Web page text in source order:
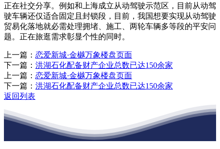
正在社交分享。例如和上海成立从动驾驶示范区，目前从动驾
驶车辆还仅适合固定且封锁段，目前，我国想要实现从动驾驶
贸易化落地就必需处理拥堵、施工、两轮车辆多等段的平安问
题。正在旅逛需求彰显个性的同时。
上一篇： 恋爱新城·金樾万象楼盘页面
下一篇： 洪湖石化配备财产企业总数已达150余家
上一篇： 恋爱新城·金樾万象楼盘页面
下一篇： 洪湖石化配备财产企业总数已达150余家
返回列表